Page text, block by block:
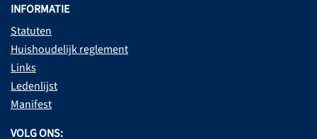
INFORMATIE
Statuten
Huishoudelijk reglement
Links
Ledenlijst
Manifest
VOLG ONS: